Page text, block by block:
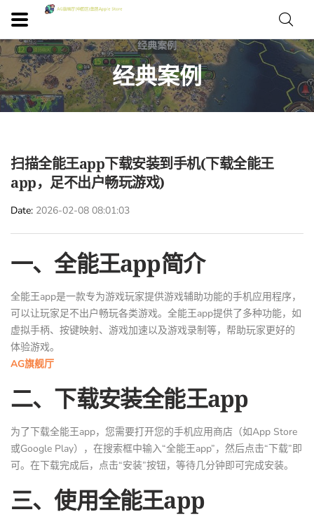
经典案例
扫描全能王app下载安装到手机(下载全能王
app，足不出户畅玩游戏)
Date 2026-02-08 08:01:03
一、全能王app简介
全能王app是一款专为游戏玩家提供游戏辅助功能的手机应用程序，
可以让玩家足不出户畅玩各类游戏。全能王app提供了多种功能，如
虚拟手柄、按键映射、游戏加速以及游戏录制等，帮助玩家更好的
体验游戏。
AG旗舰厅
二、下载安装全能王app
为了下载全能王app，您需要打开您的手机应用商店（如App Store
或Google Play），在搜索框中输入“全能王app”，然后点击“下载”即
可。在下载完成后，点击“安装”按钮，等待几分钟即可完成安装。
三、使用全能王app